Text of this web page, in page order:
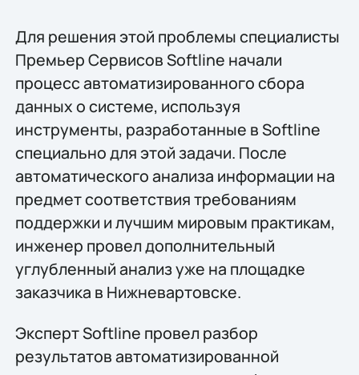
Для решения этой проблемы специалисты
Премьер Сервисов Softline начали
процесс автоматизированного сбора
данных о системе, используя
инструменты, разработанные в Softline
специально для этой задачи. После
автоматического анализа информации на
предмет соответствия требованиям
поддержки и лучшим мировым практикам,
инженер провел дополнительный
углубленный анализ уже на площадке
заказчика в Нижневартовске.
Эксперт Softline провел разбор
результатов автоматизированной